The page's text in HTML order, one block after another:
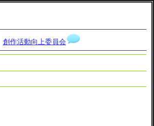
創作活動向上委員会